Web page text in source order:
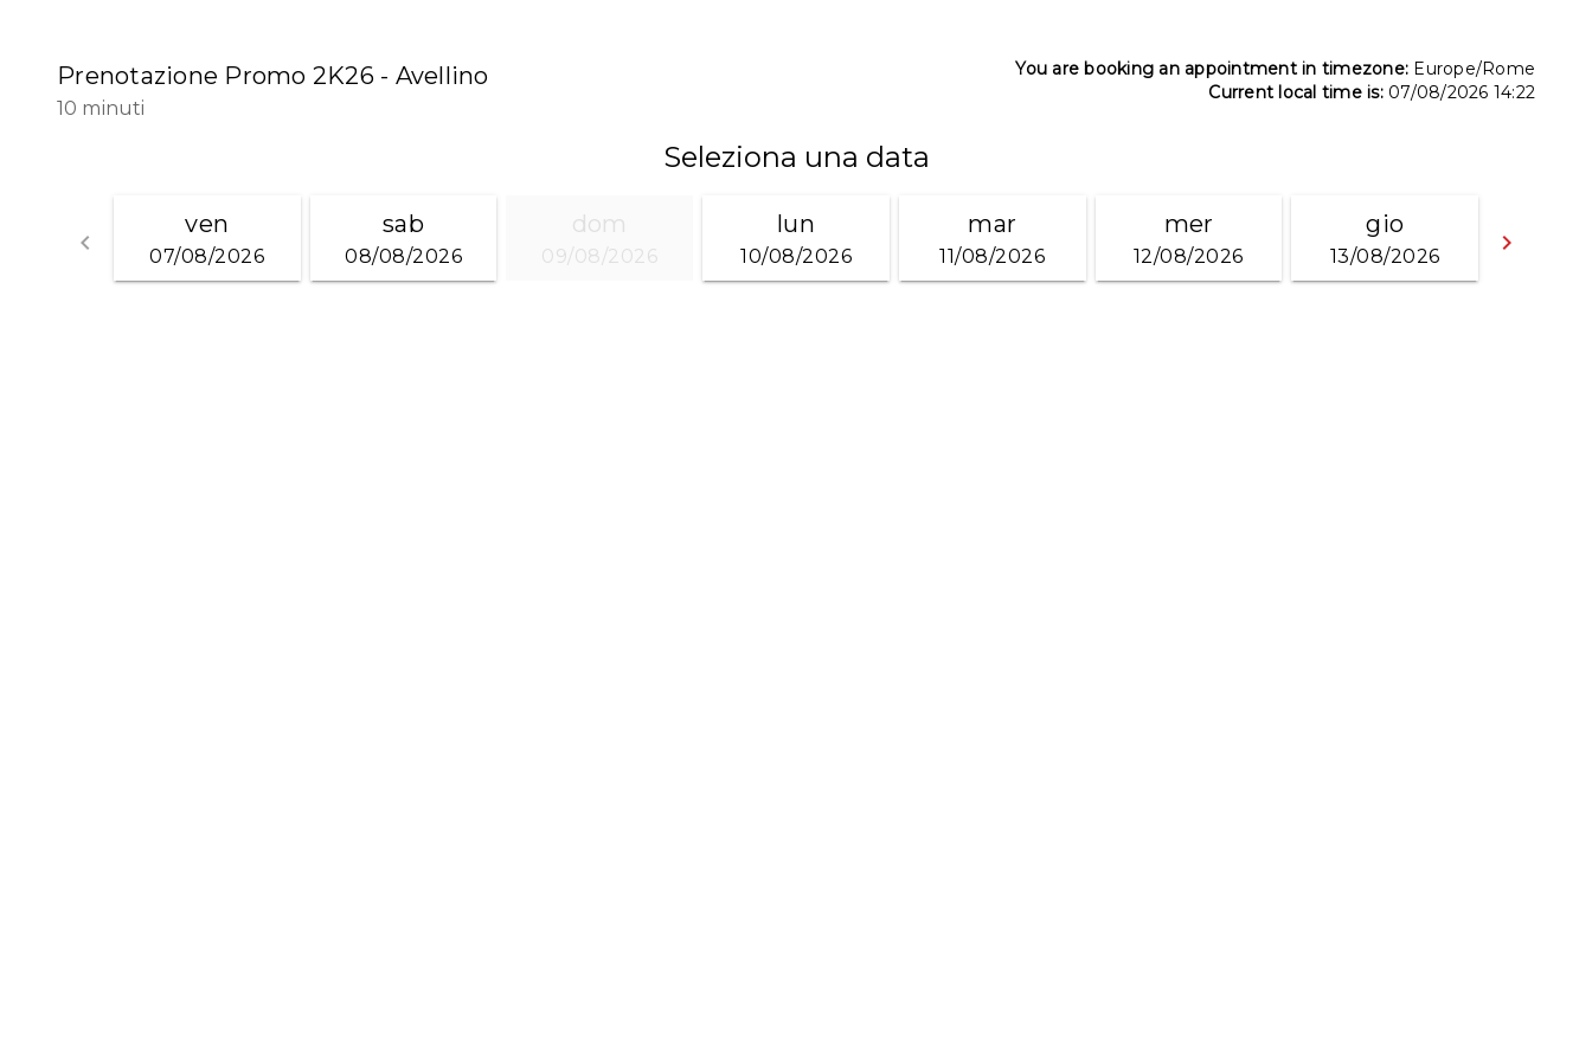
Prenotazione Promo 2K26 - Avellino
10 minuti
You are booking an appointment in timezone: Europe/Rome
Current local time is:07/08/2026 14:22
Seleziona una data
keyboard_arrow_left
Go back
keyboard_arrow_right
ven
07/08/2026
sab
08/08/2026
dom
09/08/2026
lun
10/08/2026
mar
11/08/2026
mer
12/08/2026
gio
13/08/2026